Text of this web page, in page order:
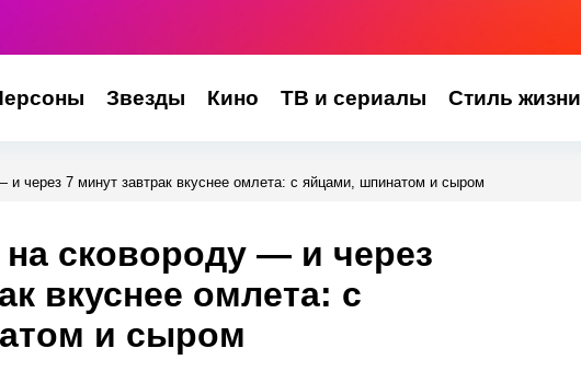
Звезды Кино ТВ и сериалы Стиль жизни
и через 7 минут завтрак вкуснее омлета: с яйцами, шпинатом и сыром
сковороду — и через
вкуснее омлета: с
и сыром